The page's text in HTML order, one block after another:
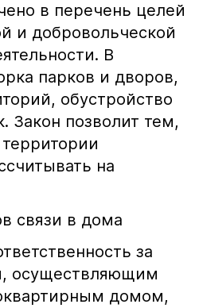
в перечень целей
и добровольческой
В
парков и дворов,
обустройство
Закон позволит тем,
на
связи в дома
за
осуществляющим
домом,